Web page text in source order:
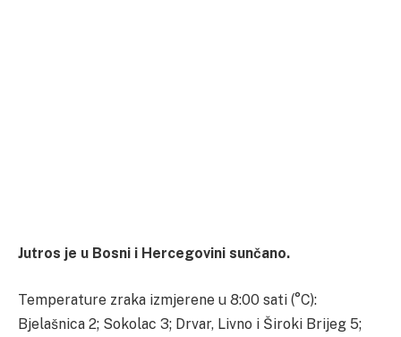
Jutros je u Bosni i Hercegovini sunčano.
Temperature zraka izmjerene u 8:00 sati (°C):
Bjelašnica 2; Sokolac 3; Drvar, Livno i Široki Brijeg 5;